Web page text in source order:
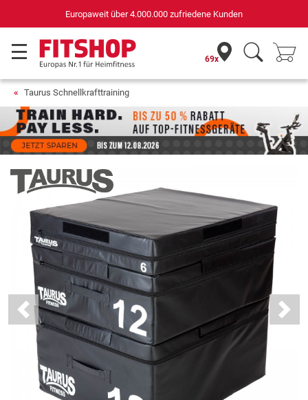
für Sportgeräte (n-tv+DISQ 2016-2024)
69x
Taurus Schnellkrafttraining
Previous Next